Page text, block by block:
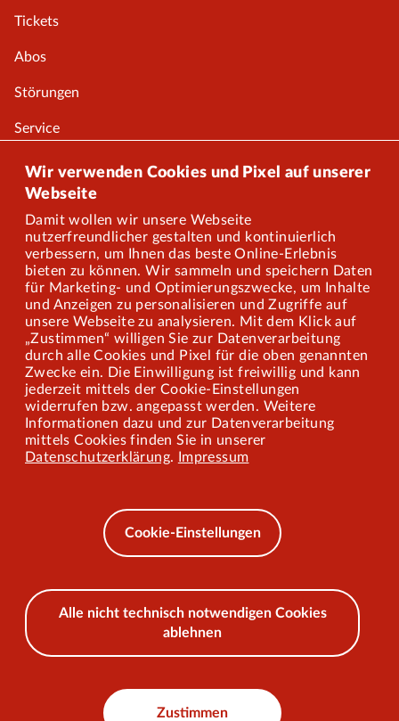
Wir verwenden Cookies und Pixel auf unserer
Webseite
Damit wollen wir unsere Webseite
nutzerfreundlicher gestalten und kontinuierlich
verbessern, um Ihnen das beste Online-Erlebnis
bieten zu können. Wir sammeln und speichern Daten
für Marketing- und Optimierungszwecke, um Inhalte
und Anzeigen zu personalisieren und Zugriffe auf
unsere Webseite zu analysieren. Mit dem Klick auf
„Zustimmen“ willigen Sie zur Datenverarbeitung
durch alle Cookies und Pixel für die oben genannten
Zwecke ein. Die Einwilligung ist freiwillig und kann
jederzeit mittels der Cookie-Einstellungen
widerrufen bzw. angepasst werden. Weitere
Informationen dazu und zur Datenverarbeitung
mittels Cookies finden Sie in unserer
Datenschutzerklärung. Impressum
Cookie-Einstellungen
Alle nicht technisch notwendigen Cookies
ablehnen
Zustimmen
Tickets
Abos
Störungen
Service
Onlineshop
Über uns
Karriere
Presse
Mitarbeiterportal
Barrierefreiheit
Mobilität lernen